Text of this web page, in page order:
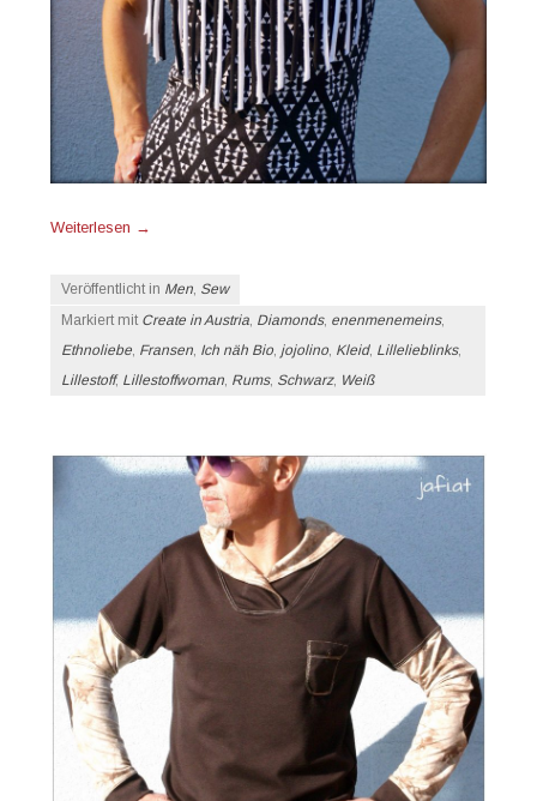
Weiterlesen →
Veröffentlicht in Men Sew
Markiert mit Create in Austria Diamonds, enenmenemeins,
Ethnoliebe Fransen Ich näh Bio jojolino Kleid, Lillelieblinks,
Lillestoff, Lillestoffwoman Rums, Schwarz, Weiß